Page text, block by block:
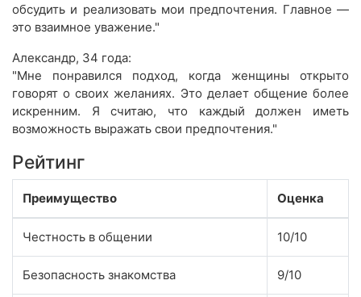
обсудить и реализовать мои предпочтения. Главное —
это взаимное уважение."
Александр, 34 года:
"Мне понравился подход, когда женщины открыто
говорят о своих желаниях. Это делает общение более
искренним. Я считаю, что каждый должен иметь
возможность выражать свои предпочтения."
Рейтинг
Преимущество Оценка
Честность в общении 10/10
Безопасность знакомства 9/10